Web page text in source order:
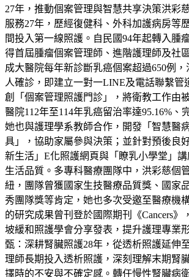
27年，推動個案管理與智慧共享決策洪彩
服務27年，歷經復健科、外科加護病房等
間投入第一線照護。自民國94年起轉入腫
得首屆腫瘤個案管理師、進階護理師及社
成大醫院每年新診斷乳癌個案超過650例
人確診，即建立一對一LINE及電話聯繫管
創「個案管理照護門診」，將衛教工作由
醫院112年至114年乳癌留治率達95.16%、
她也與護理學系教師合作，開發「智慧醫
具」，協助家屬參與決策；並針對預後良
新生活」E化照護網頁與「瞭乳小學堂」
生活品質。多專科醫療團隊中，洪彩慈個
紐，團隊曾獲國家生技醫療品質獎、國家
秀團隊獎等肯定，她也多次受邀至醫療機
的研究成果曾刊登於國際期刊《Cancers》
坡緩和照護學會分享發表，提升護理專業
甄：深耕腎臟照護28年，從透析照護延伸
理師長期投入透析照護，深刻理解末期腎
擇時的不安與不確定感。轉任慢性腎臟病